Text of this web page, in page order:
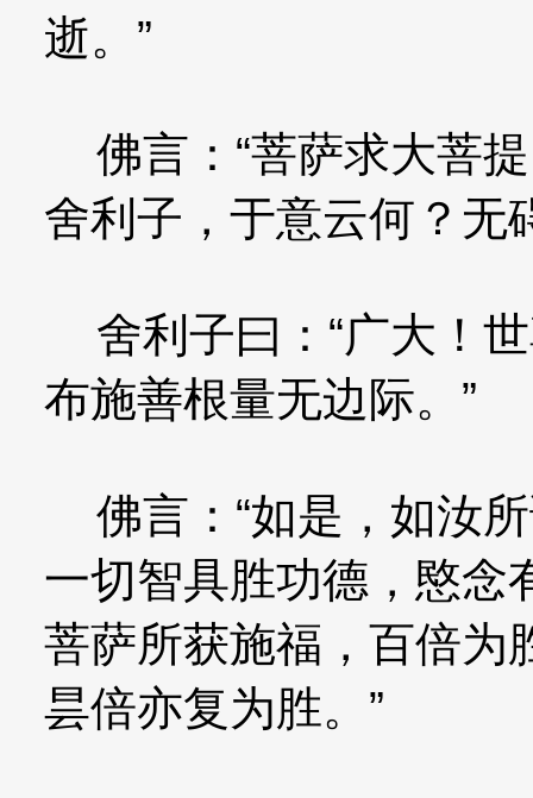
逝。”
佛言：“菩萨求大菩
舍利子，于意云何？无
舍利子曰：“广大！
布施善根量无边际。”
佛言：“如是，如汝
一切智具胜功德，愍念
菩萨所获施福，百倍为
昙倍亦复为胜。”